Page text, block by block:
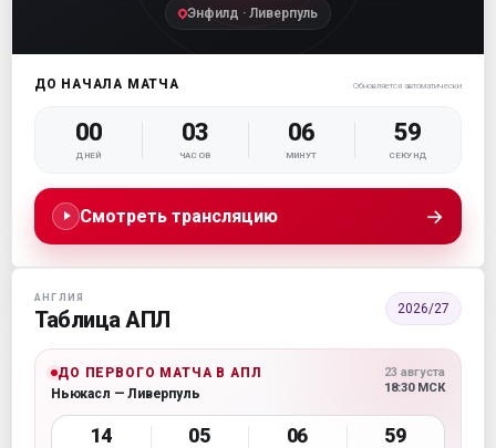
Энфилд · Ливерпуль
ДО НАЧАЛА МАТЧА Обновляется автоматически
00
ДНЕЙ
03
ЧАСОВ
06
МИНУТ
58
СЕКУНД
Смотреть трансляцию →
АНГЛИЯ
Таблица АПЛ 2026/27
ДО ПЕРВОГО МАТЧА В АПЛ
Ньюкасл — Ливерпуль
23 августа
18:30 МСК
14 05 06 58